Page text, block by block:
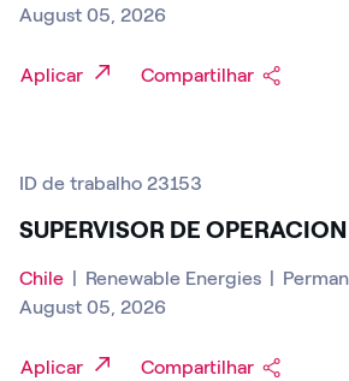
August 05, 2026
Aplicar Compartilhar
ID de trabalho 23153
SUPERVISOR DE
Chile Renewable Energies
August 05, 2026
Aplicar Compartilhar